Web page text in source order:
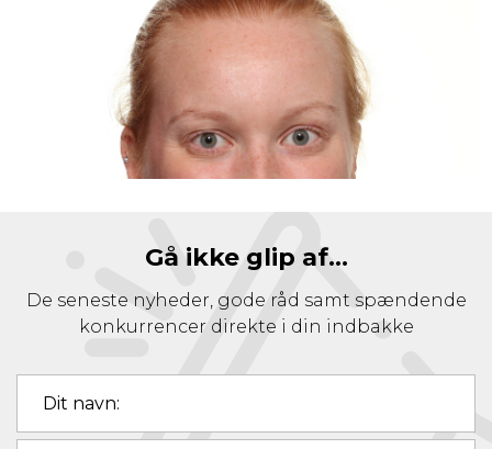
Gå ikke glip af...
De seneste nyheder, gode råd samt spændende
konkurrencer direkte i din indbakke